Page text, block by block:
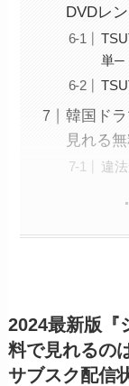
DVDレ
単─
韓国ド
見れる
違
2024最新版『
料で見れるの
サブスク配信